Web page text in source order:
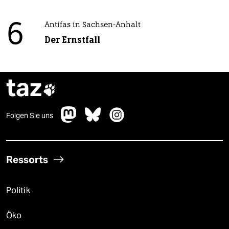
6 Antifas in Sachsen-Anhalt
Der Ernstfall
taz
Folgen Sie uns
Ressorts
Politik
Öko